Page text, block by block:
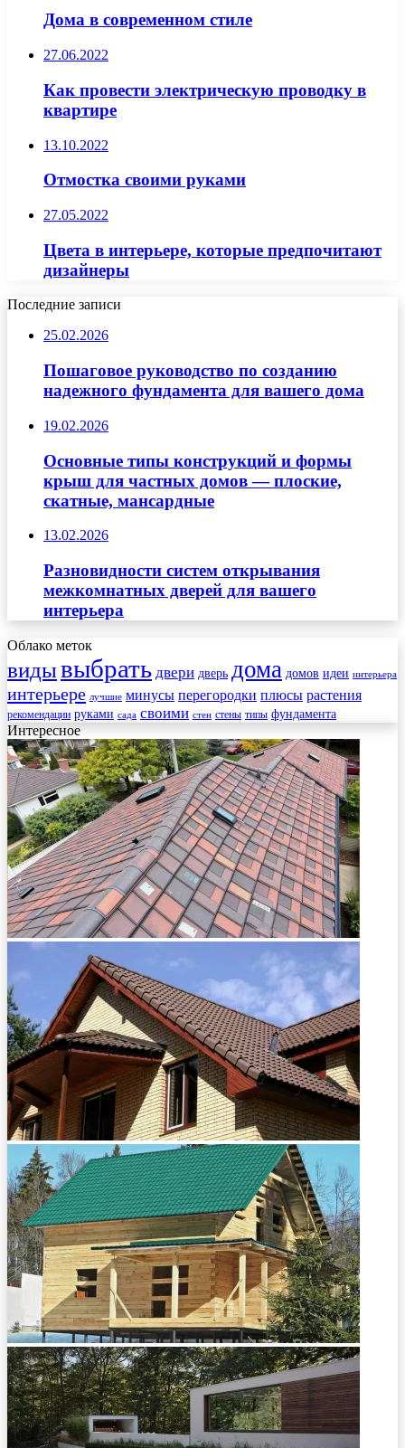
Дома в современном стиле
27.06.2022
Как провести электрическую проводку в
квартире
13.10.2022
Отмостка своими руками
27.05.2022
Цвета в интерьере, которые предпочитают
дизайнеры
Последние записи
25.02.2026
Пошаговое руководство по созданию
надежного фундамента для вашего дома
19.02.2026
Основные типы конструкций и формы
крыш для частных домов — плоские,
скатные, мансардные
13.02.2026
Разновидности систем открывания
межкомнатных дверей для вашего
интерьера
Облако меток
видывыбрать двери дверь дома домов идеи интерьера
интерьере лучшие минусы перегородки плюсы растения
рекомендации руками сада своими стен стены типы фундамента
Интересное